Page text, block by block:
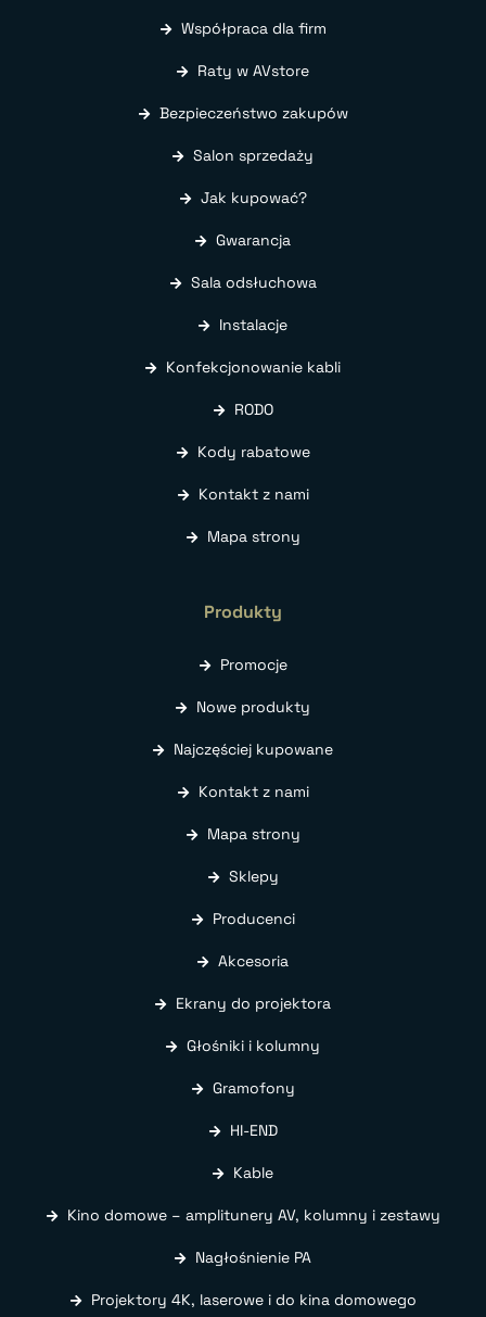
Współpraca dla firm
Raty w AVstore
Bezpieczeństwo zakupów
Salon sprzedaży
Jak kupować?
Gwarancja
Sala odsłuchowa
Instalacje
Konfekcjonowanie kabli
RODO
Kody rabatowe
Kontakt z nami
Mapa strony
Produkty
Promocje
Nowe produkty
Najczęściej kupowane
Kontakt z nami
Mapa strony
Sklepy
Producenci
Akcesoria
Ekrany do projektora
Głośniki i kolumny
Gramofony
HI-END
Kable
Kino domowe – amplitunery AV, kolumny i zestawy
Nagłośnienie PA
Projektory 4K, laserowe i do kina domowego